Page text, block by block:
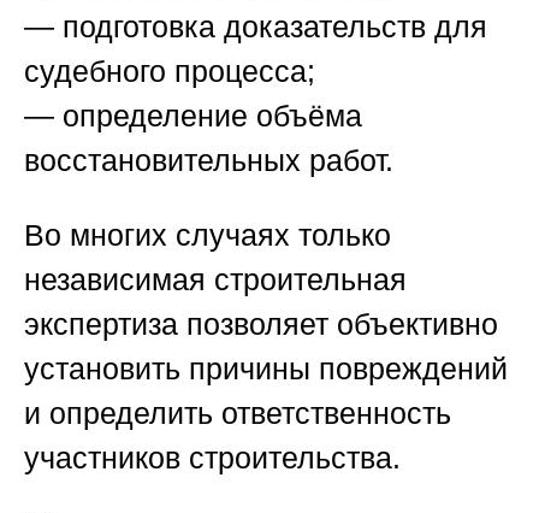
— подготовка доказательств для
судебного процесса;
— определение объёма
восстановительных работ.
Во многих случаях только
независимая строительная
экспертиза позволяет объективно
установить причины повреждений
и определить ответственность
участников строительства.